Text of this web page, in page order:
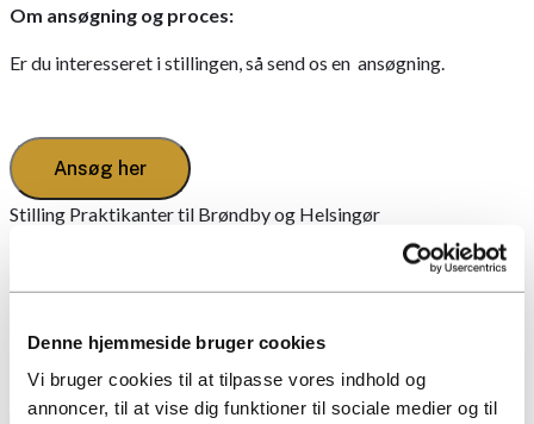
Denne hjemmeside bruger cookies
Vi bruger cookies til at tilpasse vores indhold og
annoncer, til at vise dig funktioner til sociale medier og til
Om ansøgning og proces:
Er du interesseret i stillingen, så send os en ansøgning.
Ansøg her
Stilling Praktikanter til Brøndby og Helsingør
Har du spørgsmål til stillingen så kontakt: